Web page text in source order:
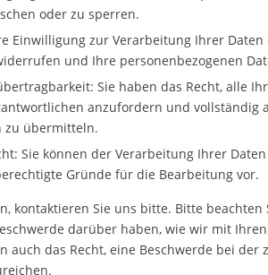
oder zu sperren.
Einwilligung zur Verarbeitung Ihrer Daten
und Ihre personenbezogenen
Sie haben das Recht, alle
anzufordern und vollständig
zu übermitteln.
Sie können der Verarbeitung Ihrer
Gründe für die Bearbeitung vor.
kontaktieren Sie uns bitte. Bitte
darüber haben, wie wir mit
auch das Recht, eine Beschwerde bei